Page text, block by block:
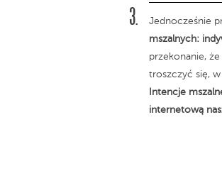
Jednocześnie
mszalnych:
przekonanie,
troszczyć się,
Intencje
internetową